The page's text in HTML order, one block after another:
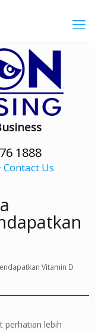
1888
Contact Us
Vitamin D
perhatian lebih